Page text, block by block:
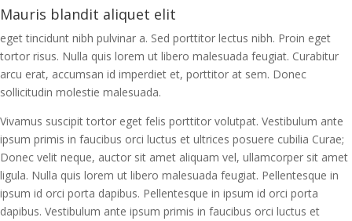
Mauris blandit aliquet elit
eget tincidunt nibh pulvinar a. Sed porttitor lectus nibh. Proin eget
tortor risus. Nulla quis lorem ut libero malesuada feugiat. Curabitur
arcu erat, accumsan id imperdiet et, porttitor at sem. Donec
sollicitudin molestie malesuada.
Vivamus suscipit tortor eget felis porttitor volutpat. Vestibulum ante
ipsum primis in faucibus orci luctus et ultrices posuere cubilia Curae;
Donec velit neque, auctor sit amet aliquam vel, ullamcorper sit amet
ligula. Nulla quis lorem ut libero malesuada feugiat. Pellentesque in
ipsum id orci porta dapibus. Pellentesque in ipsum id orci porta
dapibus. Vestibulum ante ipsum primis in faucibus orci luctus et